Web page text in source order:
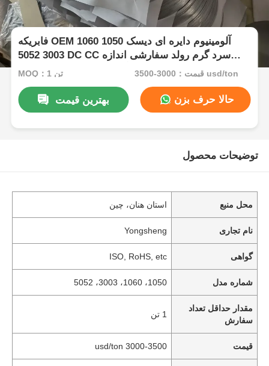
فابریکه OEM آلومینیوم دایره ای دیسک 1050 1060
3003 5052 DC CC سرد گرم رولد سفارشی اندازه
آلومینیوم دیسک برای آشپزخانه قطعات اتوماتیک
MOQ：1 تن قیمت：3000-3500 usd/ton
بهترین قیمت حالا حرف بزن
توضیحات محصول
محل منبع استان هنان، چین
نام تجاری Yongsheng
گواهی ISO, RoHS, etc
شماره مدل 1050، 1060، 3003، 5052
مقدار حداقل تعداد
سفارش
1 تن
قیمت 3000-3500 usd/ton